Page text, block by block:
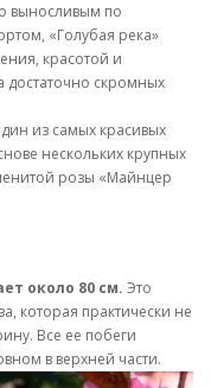
выносливым по
«Голубая река»
красотой и
достаточно скромных
из самых красивых
нескольких крупных
розы «Майнцер
около 80 см. Это
которая практически не
Все ее побеги
в верхней части.